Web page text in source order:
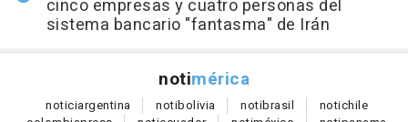
cinco empresas y cuatro personas del
sistema bancario "fantasma" de Irán
notimérica
noticiargentina notibolivia notibrasil notichile